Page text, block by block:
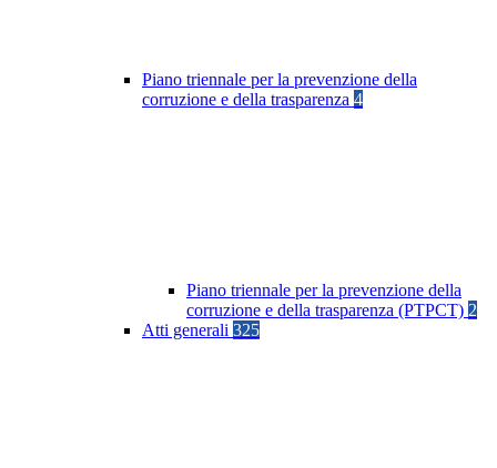
Piano triennale per la prevenzione della
corruzione e della trasparenza 4
Piano triennale per la prevenzione della
corruzione e della trasparenza (PTPCT) 2
Atti generali 325